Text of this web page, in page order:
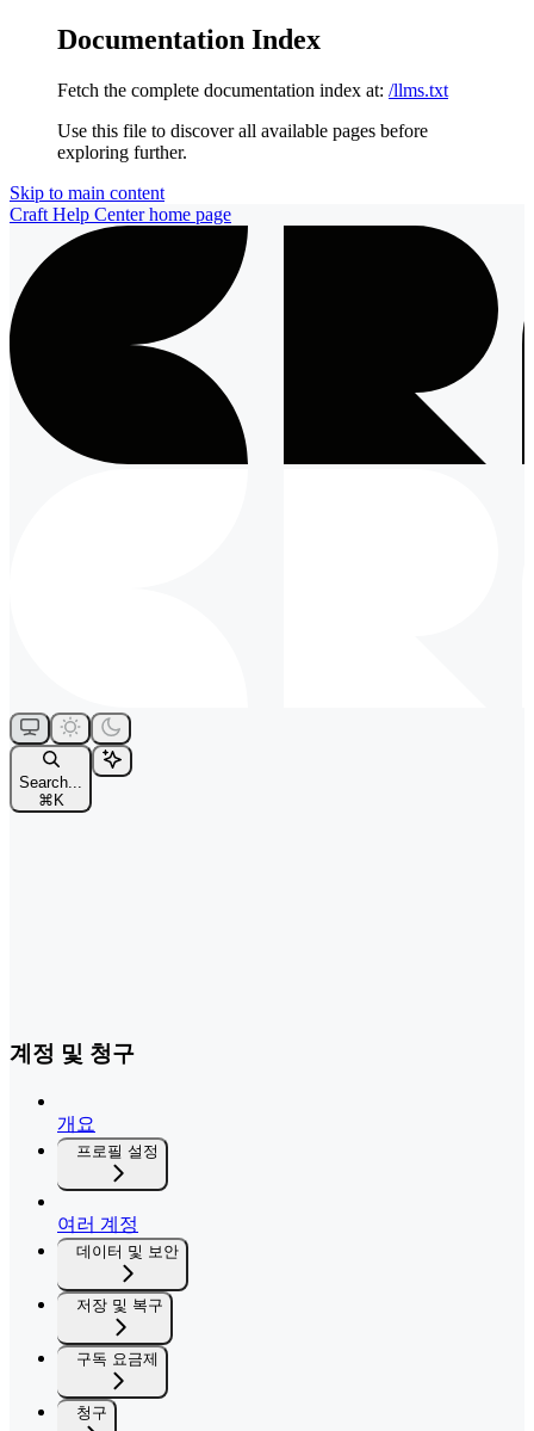
Documentation Index
Fetch the complete documentation index at: /llms.txt
Use this file to discover all available pages before
exploring further.
Skip to main content
Craft Help Centerhome page
Search...
⌘ K
계정 및 청구
개요
프로필 설정
여러 계정
데이터 및 보안
저장 및 복구
구독 요금제
청구